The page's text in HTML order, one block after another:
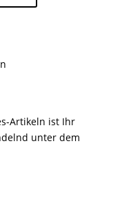
Artikeln ist Ihr
unter dem